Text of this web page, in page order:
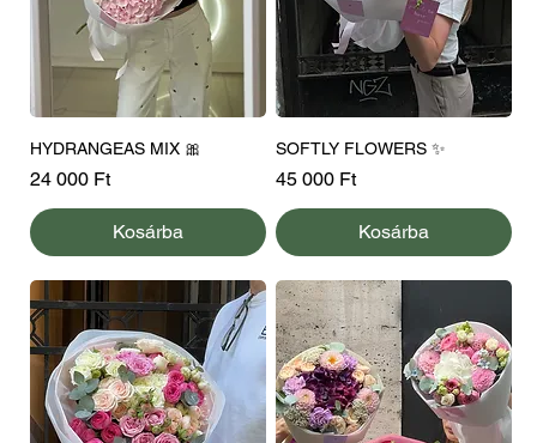
HYDRANGEAS MIX 🎀
Ár
24 000 Ft
Kosárba
SOFTLY FLOWERS ✨
Ár
45 000 Ft
Kosárba